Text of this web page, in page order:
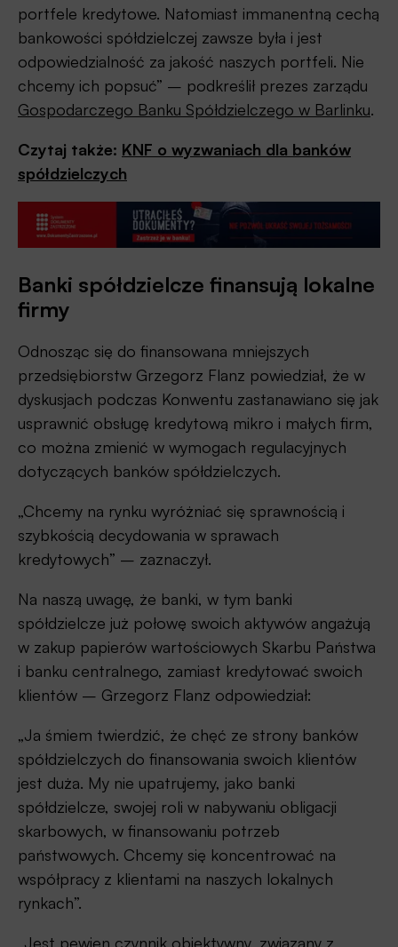
portfele kredytowe. Natomiast immanentną cechą
bankowości spółdzielczej zawsze była i jest
odpowiedzialność za jakość naszych portfeli. Nie
chcemy ich popsuć” – podkreślił prezes zarządu
Gospodarczego Banku Spółdzielczego w Barlinku.
Czytaj także: KNF o wyzwaniach dla banków
spółdzielczych
Banki spółdzielcze finansują lokalne
firmy
Odnosząc się do finansowana mniejszych
przedsiębiorstw Grzegorz Flanz powiedział, że w
dyskusjach podczas Konwentu zastanawiano się jak
usprawnić obsługę kredytową mikro i małych firm,
co można zmienić w wymogach regulacyjnych
dotyczących banków spółdzielczych.
„Chcemy na rynku wyróżniać się sprawnością i
szybkością decydowania w sprawach
kredytowych” – zaznaczył.
Na naszą uwagę, że banki, w tym banki
spółdzielcze już połowę swoich aktywów angażują
w zakup papierów wartościowych Skarbu Państwa
i banku centralnego, zamiast kredytować swoich
klientów – Grzegorz Flanz odpowiedział:
„Ja śmiem twierdzić, że chęć ze strony banków
spółdzielczych do finansowania swoich klientów
jest duża. My nie upatrujemy, jako banki
spółdzielcze, swojej roli w nabywaniu obligacji
skarbowych, w finansowaniu potrzeb
państwowych. Chcemy się koncentrować na
współpracy z klientami na naszych lokalnych
rynkach”.
„Jest pewien czynnik obiektywny, związany z